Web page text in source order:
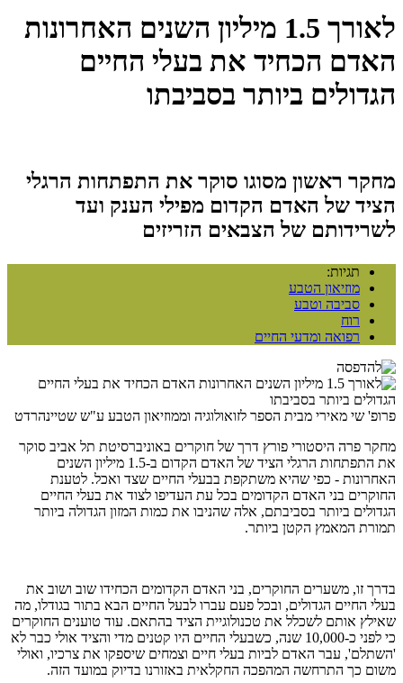
לאורך 1.5 מיליון השנים האחרונות
האדם הכחיד את בעלי החיים
הגדולים ביותר בסביבתו
מחקר ראשון מסוגו סוקר את התפתחות הרגלי
הציד של האדם הקדום מפילי הענק ועד
לשרידותם של הצבאים הזריזים
תגיות:
מוזיאון הטבע
סביבה וטבע
רוח
רפואה ומדעי החיים
פרופ' שי מאירי מבית הספר לזואולוגיה וממוזיאון הטבע ע"ש שטיינהרדט
מחקר פרה היסטורי פורץ דרך של חוקרים באוניברסיטת תל אביב סוקר
את התפתחות הרגלי הציד של האדם הקדום ב-1.5 מיליון השנים
האחרונות - כפי שהיא משתקפת בבעלי החיים שצד ואכל. לטענת
החוקרים בני האדם הקדומים בכל עת העדיפו לצוד את בעלי החיים
הגדולים ביותר בסביבתם, אלה שהניבו את כמות המזון הגדולה ביותר
תמורת המאמץ הקטן ביותר.
בדרך זו, משערים החוקרים, בני האדם הקדומים הכחידו שוב ושוב את
בעלי החיים הגדולים, ובכל פעם עברו לבעל החיים הבא בתור בגודלו, מה
שאילץ אותם לשכלל את טכנולוגיית הציד בהתאם. עוד טוענים החוקרים
כי לפני כ-10,000 שנה, כשבעלי החיים היו קטנים מדי והציד אולי כבר לא
'השתלם', עבר האדם לביות בעלי חיים וצמחים שיספקו את צרכיו, ואולי
משום כך התרחשה המהפכה החקלאית באזורנו בדיוק במועד הזה.